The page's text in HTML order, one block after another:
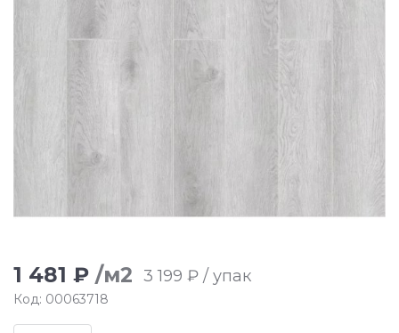
1 481 ₽ /м2 3 199 ₽ / упак
Код: 00063718